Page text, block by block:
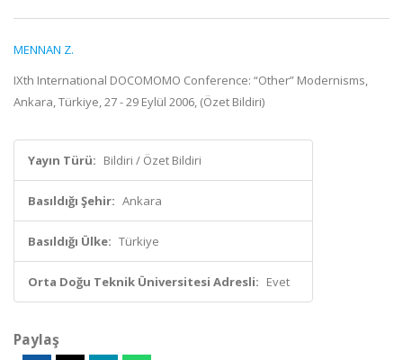
MENNAN Z.
IXth International DOCOMOMO Conference: “Other” Modernisms,
Ankara, Türkiye, 27 - 29 Eylül 2006, (Özet Bildiri)
Yayın Türü: Bildiri / Özet Bildiri
Basıldığı Şehir: Ankara
Basıldığı Ülke: Türkiye
Orta Doğu Teknik Üniversitesi Adresli: Evet
Paylaş